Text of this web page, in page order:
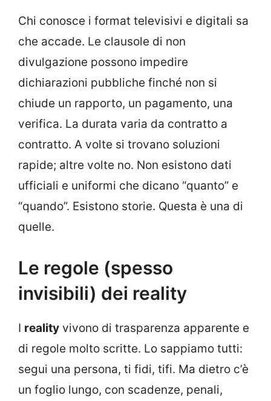
Chi conosce i format televisivi e digitali sa
che accade. Le clausole di non
divulgazione possono impedire
dichiarazioni pubbliche finché non si
chiude un rapporto, un pagamento, una
verifica. La durata varia da contratto a
contratto. A volte si trovano soluzioni
rapide; altre volte no. Non esistono dati
ufficiali e uniformi che dicano “quanto” e
“quando”. Esistono storie. Questa è una di
quelle.
Le regole (spesso
invisibili) dei reality
I reality vivono di trasparenza apparente e
di regole molto scritte. Lo sappiamo tutti:
segui una persona, ti fidi, tifi. Ma dietro c’è
un foglio lungo, con scadenze, penali,